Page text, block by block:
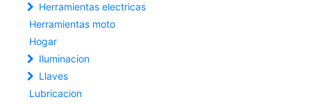
Herramientas electricas
Herramientas moto
Hogar
Iluminacion
Llaves
Lubricacion